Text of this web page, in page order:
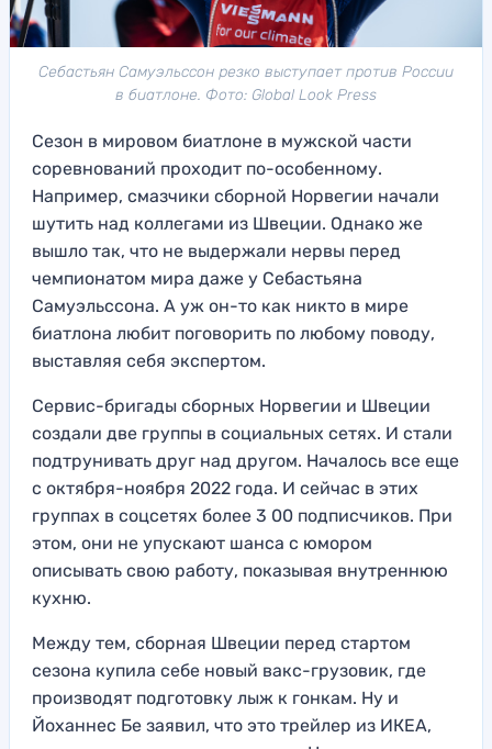
Себастьян Самуэльссон резко выступает против России
в биатлоне. Фото: Global Look Press
Сезон в мировом биатлоне в мужской части
соревнований проходит по-особенному.
Например, смазчики сборной Норвегии начали
шутить над коллегами из Швеции. Однако же
вышло так, что не выдержали нервы перед
чемпионатом мира даже у Себастьяна
Самуэльссона. А уж он-то как никто в мире
биатлона любит поговорить по любому поводу,
выставляя себя экспертом.
Сервис-бригады сборных Норвегии и Швеции
создали две группы в социальных сетях. И стали
подтрунивать друг над другом. Началось все еще
с октября-ноября 2022 года. И сейчас в этих
группах в соцсетях более 3 00 подписчиков. При
этом, они не упускают шанса с юмором
описывать свою работу, показывая внутреннюю
кухню.
Между тем, сборная Швеции перед стартом
сезона купила себе новый вакс-грузовик, где
производят подготовку лыж к гонкам. Ну и
Йоханнес Бе заявил, что это трейлер из ИКЕА,